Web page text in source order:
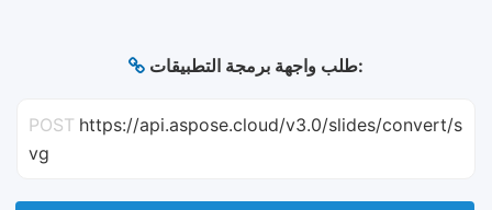
طلب واجهة برمجة التطبيقات:
POST https://api.aspose.cloud/v3.0/slides/convert/s
vg